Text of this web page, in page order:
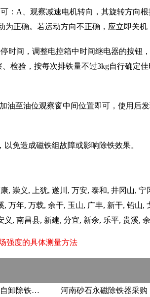
：A、观察减速电机转向，其旋转方向
正确。若运动方向不正确，应立即关机
时间，调整电控箱中时间继电器的按钮
检验，按每次排铁量不过3kg自行确定
油至油位观察窗中间位置即可，使用后
免造成磁铁组故障或影响除铁效果。
, 崇义, 上犹, 遂川, 万安, 泰和, 井冈山,
万年, 万载, 余干, 玉山, 广丰, 新干, 铅山
, 南昌县, 新建, 分宜, 新余, 乐平, 贵溪, 余
强度的具体测量方法
广东建筑垃圾破碎线永磁自卸除铁器选什么品牌？落地工程案例多的厂家在哪？